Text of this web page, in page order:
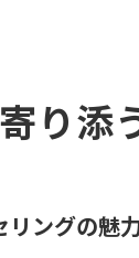
り添
リングの魅